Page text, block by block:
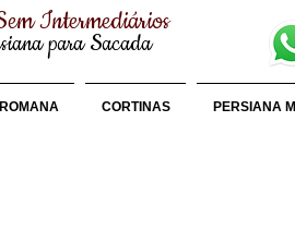
Intermediários
para Sacada
ROMANA CORTINAS PERSIANA